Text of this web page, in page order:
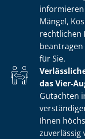
informieren
Mängel,
rechtlichen
für Sie.
das Vier-
Gutachten
Ihnen
zuverlässig